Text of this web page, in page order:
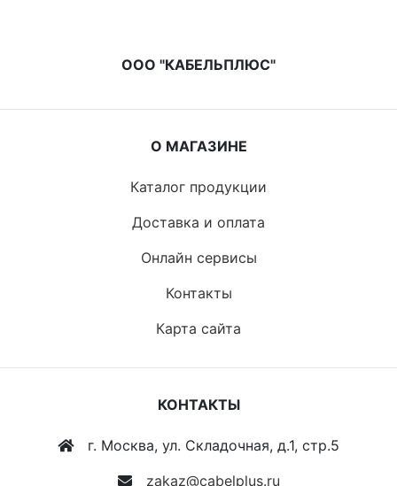
ООО "КАБЕЛЬПЛЮС"
О МАГАЗИНЕ
Каталог продукции
Доставка и оплата
Онлайн сервисы
Контакты
Карта сайта
КОНТАКТЫ
г. Москва, ул. Складочная, д.1, стр.5
zakaz@cabelplus.ru